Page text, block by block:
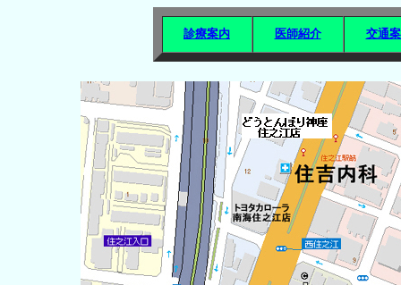
診療案内 医師紹介 交通